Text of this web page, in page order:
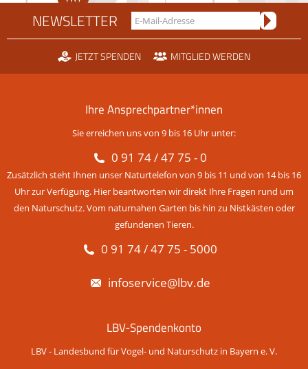
NEWSLETTER
JETZT SPENDEN MITGLIED WERDEN
Ihre Ansprechpartner*innen
Sie erreichen uns von 9 bis 16 Uhr unter:
0 91 74 / 47 75 - 0
Zusätzlich steht Ihnen unser Naturtelefon von 9 bis 11 und von 14 bis 16
Uhr zur Verfügung. Hier beantworten wir direkt Ihre Fragen rund um
den Naturschutz. Vom naturnahen Garten bis hin zu Nistkästen oder
gefundenen Tieren.
0 91 74 / 47 75 - 5000
infoservice@lbv.de
LBV-Spendenkonto
LBV - Landesbund für Vogel- und Naturschutz in Bayern e. V.